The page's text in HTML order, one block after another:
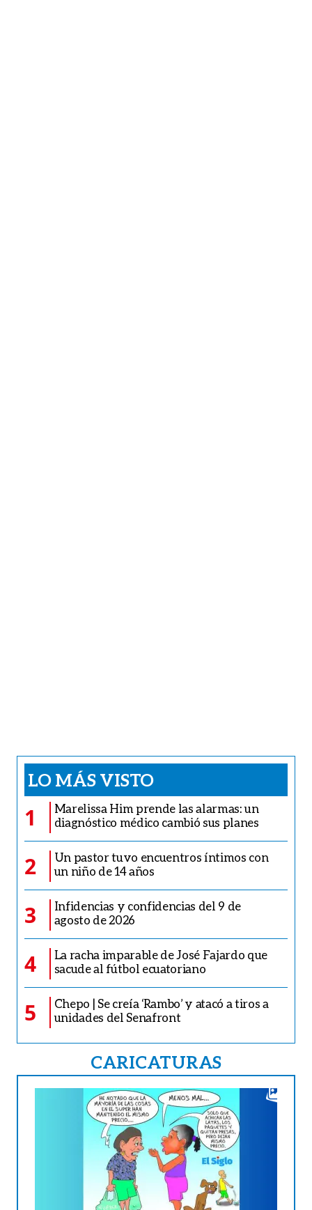
LO MÁS VISTO
1
Marelissa Him prende las alarmas: un
diagnóstico médico cambió sus planes
2
Un pastor tuvo encuentros íntimos con
un niño de 14 años
3
Infidencias y confidencias del 9 de
agosto de 2026
4
La racha imparable de José Fajardo que
sacude al fútbol ecuatoriano
5
Chepo | Se creía ‘Rambo’ y atacó a tiros a
unidades del Senafront
CARICATURAS